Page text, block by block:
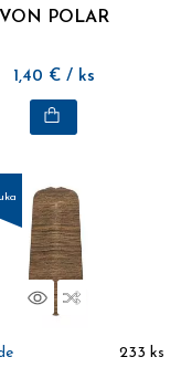
VON POLAR
1,40 € / ks
NáhľadPorovnať
233 ks